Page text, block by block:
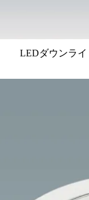
LEDダウンラ